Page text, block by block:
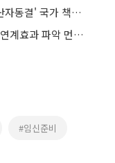
"난임은 지원, 사회적 냉동은 제외"…'난자동결' 국가 책임은 어디까지
"가임력 보존 국가 책임져야" vs "출산 연계효과 파악 먼저"
#임신준비